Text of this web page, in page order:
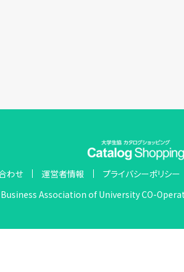
わせ 運営者情報 プライバシーポリシー
Association of University CO-